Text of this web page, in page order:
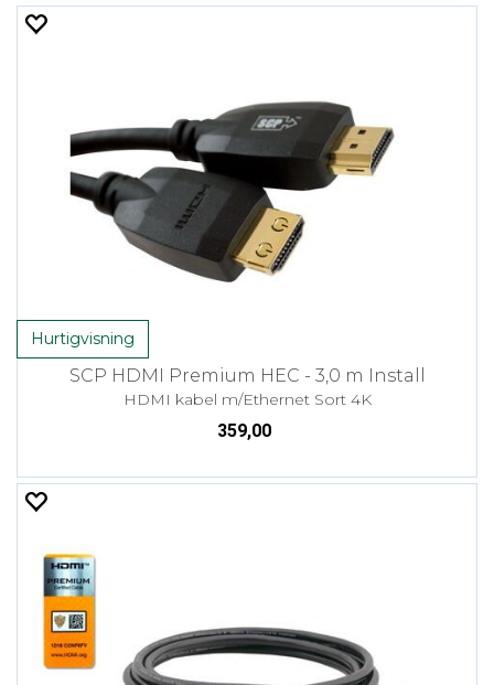
Hurtigvisning
SCP HDMI Premium HEC - 3,0 m Install
HDMI kabel m/Ethernet Sort 4K
359,00